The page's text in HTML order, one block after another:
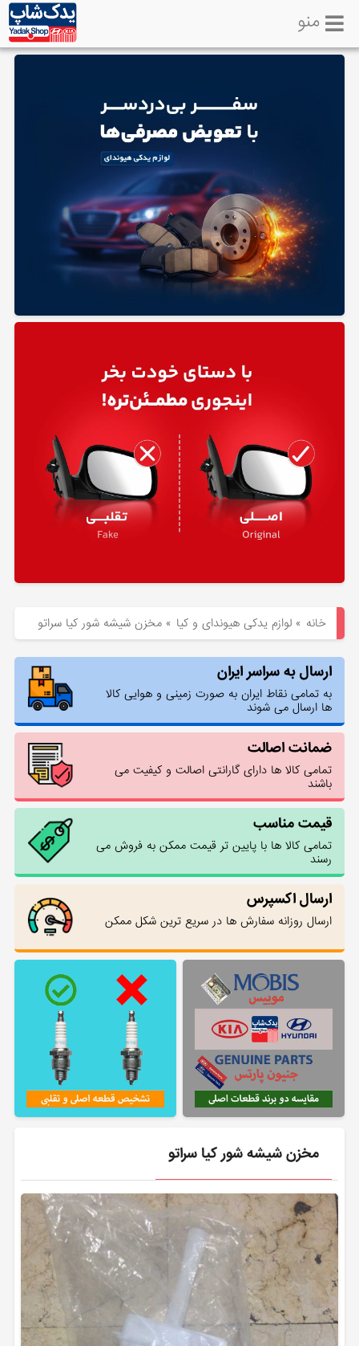
لوازم
منو
خانه »لوازم یدکی هیوندای و کیا »مخزن شیشه شور کیا سراتو
ارسال به سراسر ایران
به تمامی نقاط ایران به صورت زمینی و هوایی کالا
ها ارسال می شوند
ضمانت اصالت
تمامی کالا ها دارای گارانتی اصالت و کیفیت می
باشند
قیمت مناسب
تمامی کالا ها با پایین تر قیمت ممکن به فروش می
رسند
ارسال اکسپرس
ارسال روزانه سفارش ها در سریع ترین شکل ممکن
مخزن شیشه شور کیا سراتو